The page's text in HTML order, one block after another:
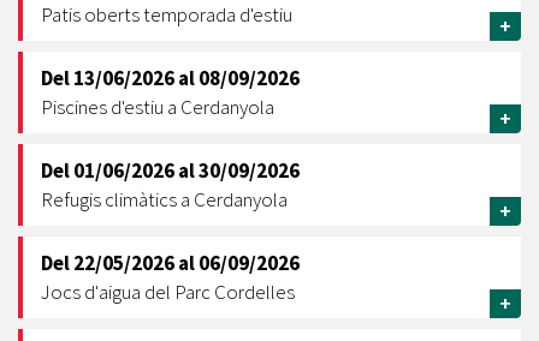
Patis oberts temporada d'estiu
+
Del13/06/2026al08/09/2026
Piscines d'estiu a Cerdanyola
+
Del01/06/2026al30/09/2026
Refugis climàtics a Cerdanyola
+
Del22/05/2026al06/09/2026
Jocs d'aigua del Parc Cordelles
+